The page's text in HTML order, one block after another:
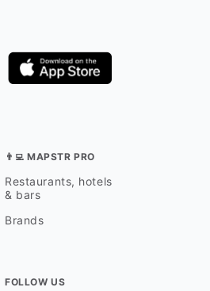
👨‍💻 MAPSTR PRO
Restaurants, hotels
& bars
Brands
FOLLOW US